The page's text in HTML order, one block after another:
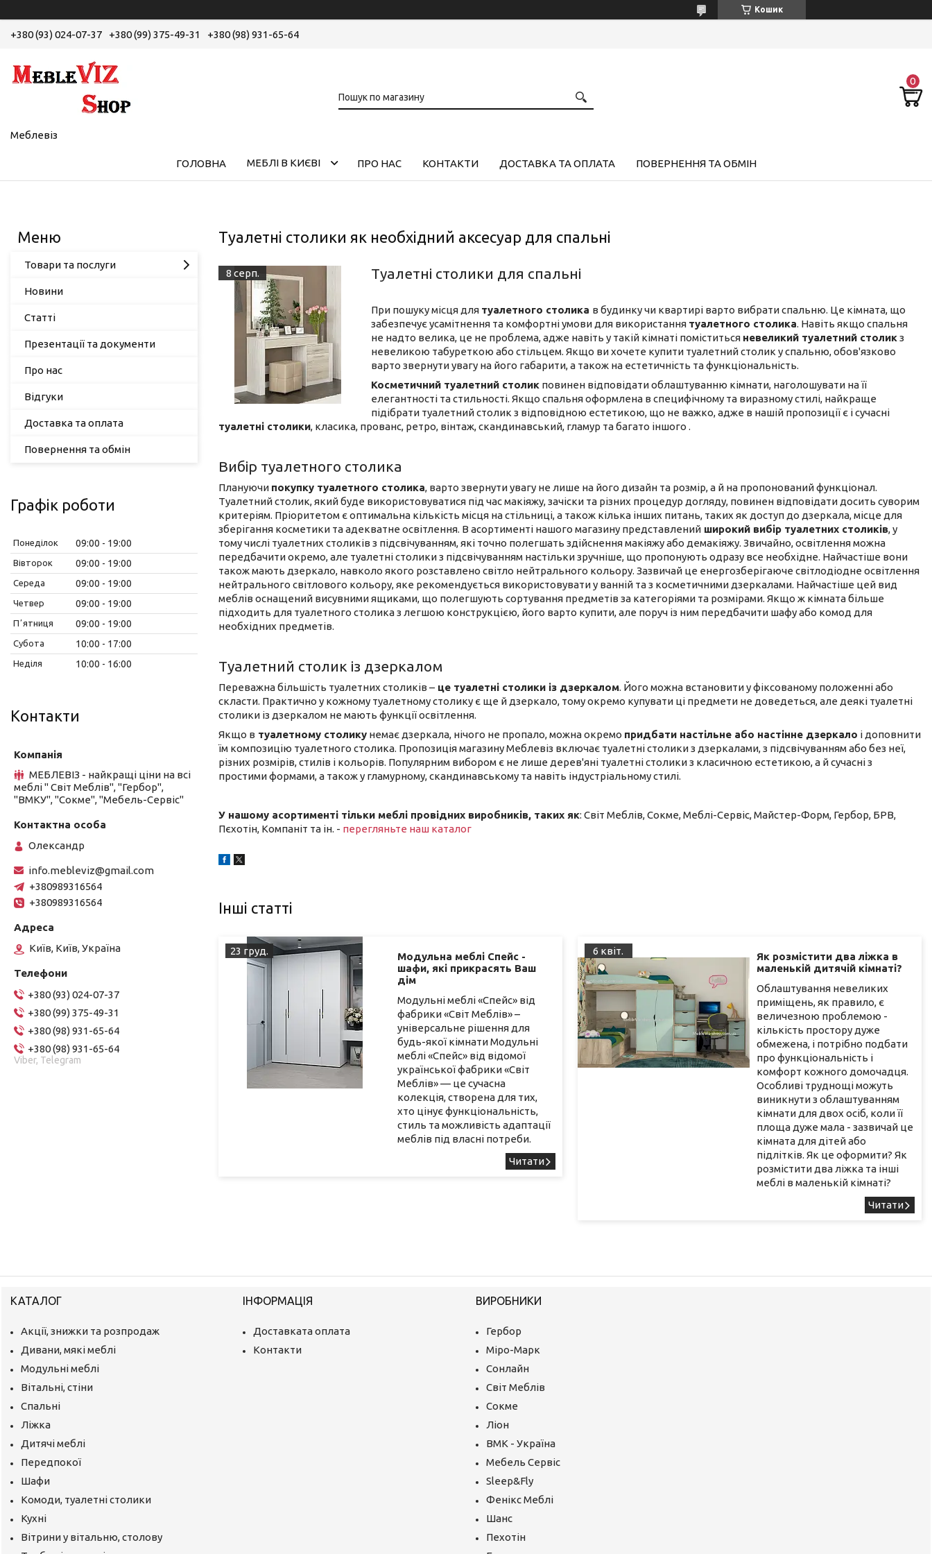
Кошик
+380 (93) 024-07-37 +380 (99) 375-49-31 +380 (98) 931-65-64
Меблевіз
ГОЛОВНА МЕБЛІ В КИЄВІ ПРО НАС КОНТАКТИ ДОСТАВКА ТА ОПЛАТА ПОВЕРНЕННЯ ТА ОБМІН
Туалетні столики як необхідний аксесуар для спальні
8 серп. Туалетні столики для спальні
При пошуку місця для туалетного столика в будинку чи квартирі варто вибрати спальню. Це кімната, що
забезпечує усамітнення та комфортні умови для використання туалетного столика. Навіть якщо спальня
не надто велика, це не проблема, адже навіть у такій кімнаті поміститься невеликий туалетний столикз
невеликою табуреткою або стільцем. Якщо ви хочете купити туалетний столик у спальню, обов'язково
варто звернути увагу на його габарити, а також на естетичність та функціональність.
Косметичний туалетний столик повинен відповідати облаштуванню кімнати, наголошувати на її
елегантності та стильності. Якщо спальня оформлена в специфічному та виразному стилі, найкраще
підібрати туалетний столик з відповідною естетикою, що не важко, адже в нашій пропозиції є і сучасні
туалетні столики, класика, прованс, ретро, ​​вінтаж, скандинавський, гламур та багато іншого .
Вибір туалетного столика
Плануючи покупку туалетного столика, варто звернути увагу не лише на його дизайн та розмір, а й на пропонований функціонал.
Туалетний столик, який буде використовуватися під час макіяжу, зачіски та різних процедур догляду, повинен відповідати досить суворим
критеріям. Пріоритетом є оптимальна кількість місця на стільниці, а також кілька інших питань, таких як доступ до дзеркала, місце для
зберігання косметики та адекватне освітлення. В асортименті нашого магазину представлений широкий вибір туалетних столиків, у
тому числі туалетних столиків з підсвічуванням, які точно полегшать здійснення макіяжу або демакіяжу. Звичайно, освітлення можна
передбачити окремо, але туалетні столики з підсвічуванням настільки зручніше, що пропонують одразу все необхідне. Найчастіше вони
також мають дзеркало, навколо якого розставлено світло нейтрального кольору. Зазвичай це енергозберігаюче світлодіодне освітлення
нейтрального світлового кольору, яке рекомендується використовувати у ванній та з косметичними дзеркалами. Найчастіше цей вид
меблів оснащений висувними ящиками, що полегшують сортування предметів за категоріями та розмірами. Якщо ж кімната більше
підходить для туалетного столика з легшою конструкцією, його варто купити, але поруч із ним передбачити шафу або комод для
необхідних предметів.
Туалетний столик із дзеркалом
Переважна більшість туалетних столиків – це туалетні столики із дзеркалом. Його можна встановити у фіксованому положенні або
скласти. Практично у кожному туалетному столику є ще й дзеркало, тому окремо купувати ці предмети не доведеться, але деякі туалетні
столики із дзеркалом не мають функції освітлення.
Якщо в туалетному столику немає дзеркала, нічого не пропало, можна окремо придбати настільне або настінне дзеркало і доповнити
їм композицію туалетного столика. Пропозиція магазину Меблевіз включає туалетні столики з дзеркалами, з підсвічуванням або без неї,
різних розмірів, стилів і кольорів. Популярним вибором є не лише дерев'яні туалетні столики з класичною естетикою, а й сучасні з
простими формами, а також у гламурному, скандинавському та навіть індустріальному стилі.
У нашому асортименті тільки меблі провідних виробників, таких як: Світ Меблів, Сокме, Меблі-Сервіс, Майстер-Форм, Гербор, БРВ,
Пєхотін, Компаніт та ін. - перегляньте наш каталог
Інші статті
23 груд.
Модульна меблі Спейс -
шафи, які прикрасять Ваш
дім
Модульні меблі «Спейс» від
фабрики «Світ Меблів» –
універсальне рішення для
будь-якої кімнати Модульні
меблі «Спейс» від відомої
української фабрики «Світ
Меблів» — це сучасна
колекція, створена для тих,
хто цінує функціональність,
стиль та можливість адаптації
меблів під власні потреби.
6 квіт.
Як розмістити два ліжка в
маленькій дитячій кімнаті?
Облаштування невеликих
приміщень, як правило, є
величезною проблемою -
кількість простору дуже
обмежена, і потрібно подбати
про функціональність і
комфорт кожного домочадця.
Особливі труднощі можуть
виникнути з облаштуванням
кімнати для двох осіб, коли її
площа дуже мала - зазвичай це
кімната для дітей або
підлітків. Як це оформити? Як
розмістити два ліжка та інші
меблі в маленькій кімнаті?
Товари та послуги
Новини
Статті
Презентації та документи
Про нас
Відгуки
Доставка та оплата
Повернення та обмін
Графік роботи
Понеділок 09:00 19:00
Вівторок 09:00 19:00
Середа 09:00 19:00
Четвер 09:00 19:00
Пʼятниця 09:00 19:00
Субота 10:00 17:00
Неділя 10:00 16:00
Контакти
МЕБЛЕВІЗ - найкращі ціни на всі
меблі " Світ Меблів", "Гербор",
"ВМКУ", "Сокме", "Мебель-Сервіс"
Олександр
info.mebleviz@gmail.com
+380989316564
+380989316564
Київ, Київ, Україна
+380 (93) 024-07-37
+380 (99) 375-49-31
+380 (98) 931-65-64
+380 (98) 931-65-64
Viber, Telegram
КАТАЛОГ
Акції, знижки та розпродаж
Дивани, мякі меблі
Модульні меблі
Вітальні, стіни
Спальні
Ліжка
Дитячі меблі
Передпокої
Шафи
Комоди, туалетні столики
Кухні
Вітрини у вітальню, столову
ІНФОРМАЦІЯ
Доставката оплата
Контакти
ВИРОБНИКИ
Гербор
Міро-Марк
Сонлайн
Світ Меблів
Сокме
Ліон
ВМК - Україна
Мебель Сервіс
Sleep&Fly
Фенікс Меблі
Шанс
Пехотін